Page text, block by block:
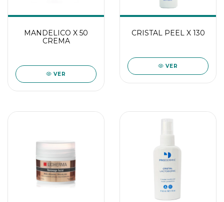
MANDELICO X 50
CREMA
VER
CRISTAL PEEL X 130
VER